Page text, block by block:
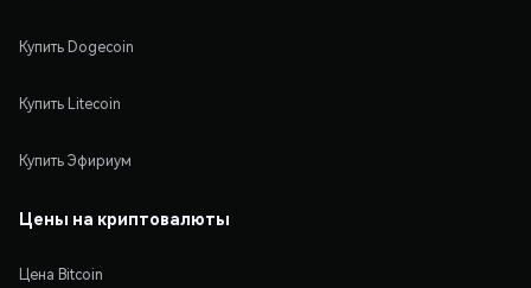
Купить Dogecoin
Купить Litecoin
Купить Эфириум
Цены на криптовалюты
Цена Bitcoin